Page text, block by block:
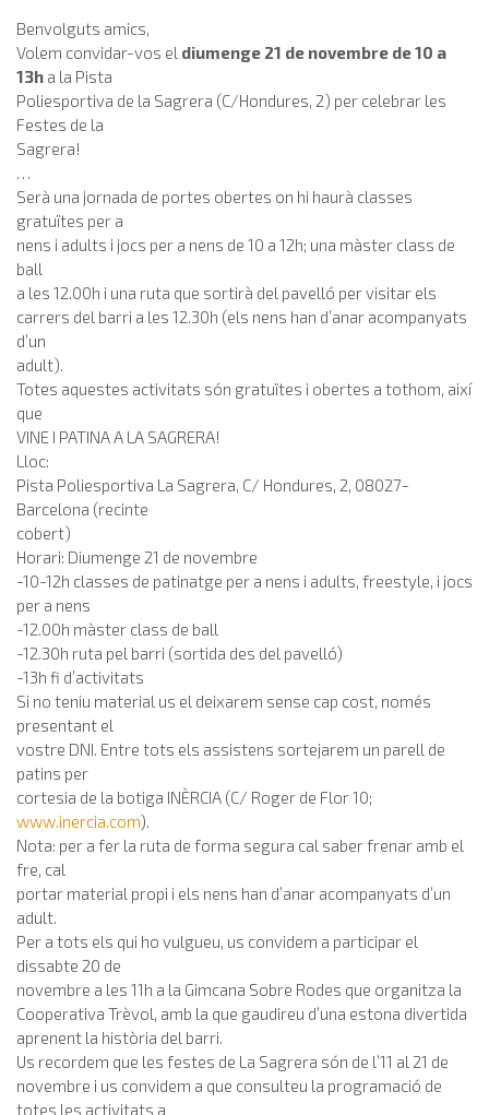
Benvolguts amics,
Volem convidar-vos el diumenge 21 de novembre de 10 a
13h a la Pista
Poliesportiva de la Sagrera (C/Hondures, 2) per celebrar les
Festes de la
Sagrera!
…
Serà una jornada de portes obertes on hi haurà classes
gratuïtes per a
nens i adults i jocs per a nens de 10 a 12h; una màster class de
ball
a les 12.00h i una ruta que sortirà del pavelló per visitar els
carrers del barri a les 12.30h (els nens han d’anar acompanyats
d’un
adult).
Totes aquestes activitats són gratuïtes i obertes a tothom, així
que
VINE I PATINA A LA SAGRERA!
Lloc:
Pista Poliesportiva La Sagrera, C/ Hondures, 2, 08027-
Barcelona (recinte
cobert)
Horari: Diumenge 21 de novembre
-10-12h classes de patinatge per a nens i adults, freestyle, i jocs
per a nens
-12.00h màster class de ball
-12.30h ruta pel barri (sortida des del pavelló)
-13h fi d’activitats
Si no teniu material us el deixarem sense cap cost, només
presentant el
vostre DNI. Entre tots els assistens sortejarem un parell de
patins per
cortesia de la botiga INÈRCIA (C/ Roger de Flor 10;
www.inercia.com).
Nota: per a fer la ruta de forma segura cal saber frenar amb el
fre, cal
portar material propi i els nens han d’anar acompanyats d’un
adult.
Per a tots els qui ho vulgueu, us convidem a participar el
dissabte 20 de
novembre a les 11h a la Gimcana Sobre Rodes que organitza la
Cooperativa Trèvol, amb la que gaudireu d’una estona divertida
aprenent la història del barri.
Us recordem que les festes de La Sagrera són de l’11 al 21 de
novembre i us convidem a que consulteu la programació de
totes les activitats a